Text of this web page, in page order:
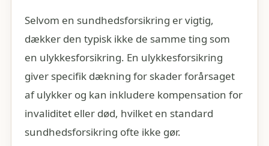
Selvom en sundhedsforsikring er vigtig,
dækker den typisk ikke de samme ting som
en ulykkesforsikring. En ulykkesforsikring
giver specifik dækning for skader forårsaget
af ulykker og kan inkludere kompensation for
invaliditet eller død, hvilket en standard
sundhedsforsikring ofte ikke gør.